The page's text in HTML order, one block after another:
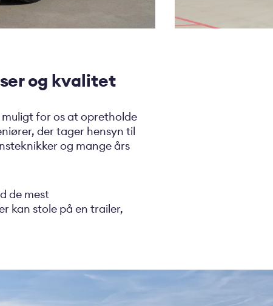
og kvalitet
for os at opretholde
der tager hensyn til
og mange års
de mest
kan stole på en trailer,